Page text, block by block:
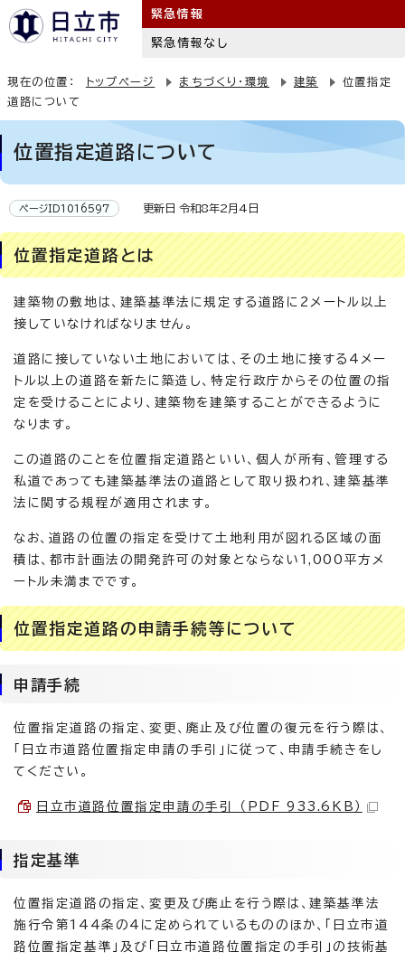
緊急情報
緊急情報なし
現在の位置： トップページ まちづくり・環境 建築
位置指定
道路について
位置指定道路について
ページID1016597 更新日 令和8年2月4日
位置指定道路とは
建築物の敷地は、建築基準法に規定する道路に2メートル以上
接していなければなりません。
道路に接していない土地においては、その土地に接する4メー
トル以上の道路を新たに築造し、特定行政庁からその位置の指
定を受けることにより、建築物を建築することができるように
なります。
この道路のことを位置指定道路といい、個人が所有、管理する
私道であっても建築基準法の道路として取り扱われ、建築基準
法に関する規程が適用されます。
なお、道路の位置の指定を受けて土地利用が図れる区域の面
積は、都市計画法の開発許可の対象とならない1,000平方メ
ートル未満までです。
位置指定道路の申請手続等について
申請手続
位置指定道路の指定、変更、廃止及び位置の復元を行う際は、
「日立市道路位置指定申請の手引」に従って、申請手続きをし
てください。
日立市道路位置指定申請の手引 （PDF 933.6KB）
指定基準
位置指定道路の指定、変更及び廃止を行う際は、建築基準法
施行令第144条の4に定められているもののほか、「日立市道
路位置指定基準」及び「日立市道路位置指定の手引」の技術基